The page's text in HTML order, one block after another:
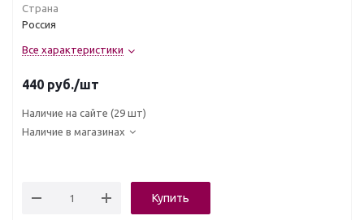
Страна
Россия
Все характеристики
440 руб./шт
Наличие на сайте (29 шт)
Наличие в магазинах
Купить